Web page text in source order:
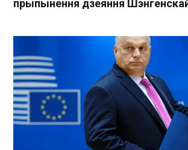
прыпынення дзеяння